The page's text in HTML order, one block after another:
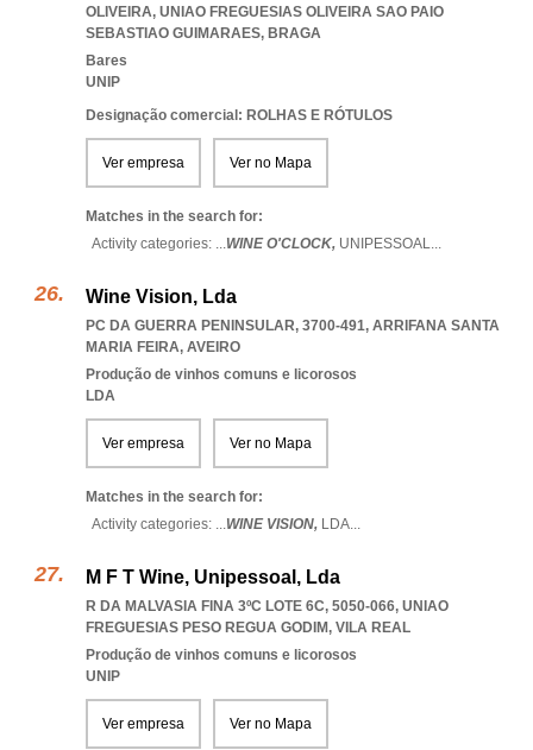
OLIVEIRA, UNIAO FREGUESIAS OLIVEIRA SAO PAIO
SEBASTIAO GUIMARAES, BRAGA
Bares
UNIP
Designação comercial: ROLHAS E RÓTULOS
Ver empresa Ver no Mapa
Matches in the search for:
Activity categories: ...WINE O'CLOCK, UNIPESSOAL...
Wine Vision, Lda
PC DA GUERRA PENINSULAR, 3700-491, ARRIFANA SANTA
MARIA FEIRA, AVEIRO
Produção de vinhos comuns e licorosos
LDA
Ver empresa Ver no Mapa
Matches in the search for:
Activity categories: ...WINE VISION, LDA...
M F T Wine, Unipessoal, Lda
R DA MALVASIA FINA 3ºC LOTE 6C, 5050-066, UNIAO
FREGUESIAS PESO REGUA GODIM, VILA REAL
Produção de vinhos comuns e licorosos
UNIP
Ver empresa Ver no Mapa